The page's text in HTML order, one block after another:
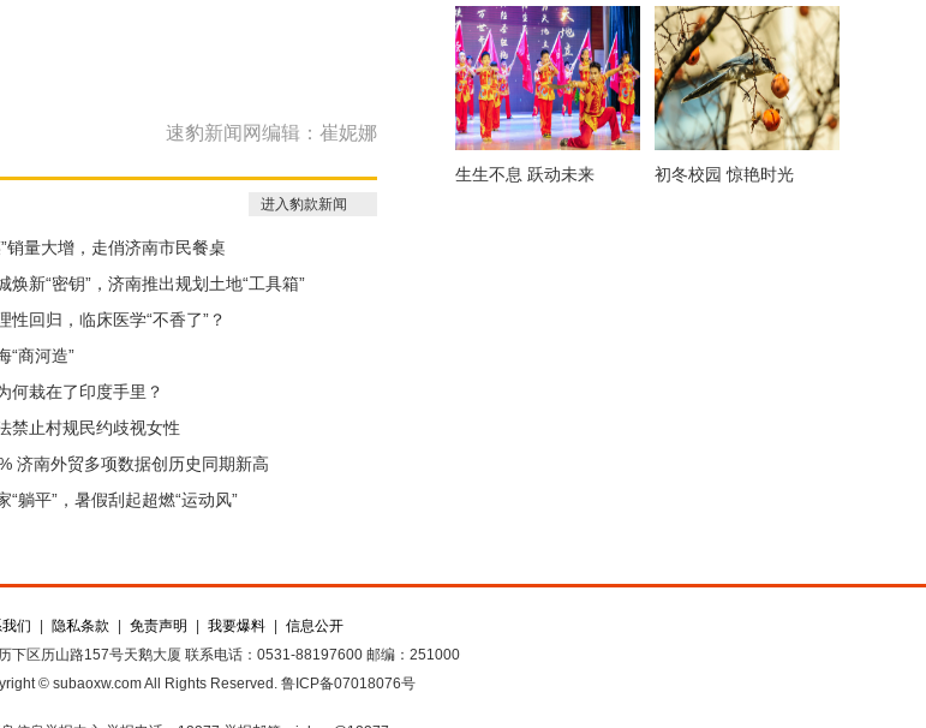
速豹新闻网编辑：崔妮娜
进入豹款新闻
销量大增，走俏济南市民餐桌
焕新“密钥”，济南推出规划土地“工具箱”
性回归，临床医学“不香了”？
“商河造”
何栽在了印度手里？
禁止村规民约歧视女性
济南外贸多项数据创历史同期新高
“躺平”，暑假刮起超燃“运动风”
生生不息 跃动未来 初冬校园 惊艳时光
们 隐私条款 免责声明 我要爆料
信息公开
下区历山路157号天鹅大厦 联系电话：0531-88197600 邮编：251000
© subaoxw.com All Rights Reserved. 鲁ICP备07018076号